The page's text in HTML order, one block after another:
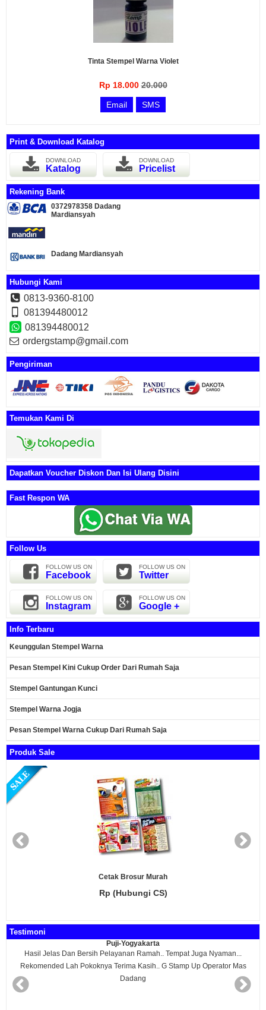
Tinta Stempel Warna Violet
Rp 18.00020.000
Email SMS
Print & Download Katalog
DOWNLOAD
Katalog
DOWNLOAD
Pricelist
Rekening Bank
0372978358 Dadang
Mardiansyah
Dadang Mardiansyah
Hubungi Kami
0813-9360-8100
081394480012
081394480012
ordergstamp@gmail.com
Pengiriman
Temukan Kami Di
Dapatkan Voucher Diskon Dan Isi Ulang Disini
Fast Respon WA
Follow Us
FOLLOW US ON
Facebook
FOLLOW US ON
Twitter
FOLLOW US ON
Instagram
FOLLOW US ON
Google +
Info Terbaru
Keunggulan Stempel Warna
Pesan Stempel Kini Cukup Order Dari Rumah Saja
Stempel Gantungan Kunci
Stempel Warna Jogja
Pesan Stempel Warna Cukup Dari Rumah Saja
Produk Sale
Cetak Brosur Murah
Rp (Hubungi CS)
Testimoni
Puji-Yogyakarta
Hasil Jelas Dan Bersih Pelayanan Ramah.. Tempat Juga Nyaman...
Rekomended Lah Pokoknya Terima Kasih.. G Stamp Up Operator Mas
Dadang